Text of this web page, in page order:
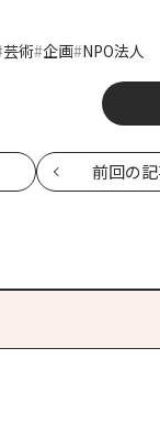
芸術 企画 NPO法人
前回の